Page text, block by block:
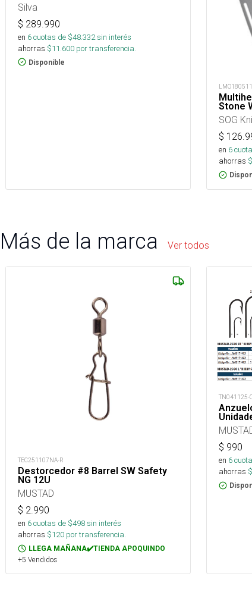
Silva
$ 289.990
en 6cuotas de $48.332sin interés
ahorras $11.600 por transferencia.
Disponible
Stone
SOG
$
en 6
ahorras $
Más de la marca Ver todos
TEC251107NA-R
Destorcedor #8 Barrel SW Safety
NG 12U
MUSTAD
$ 2.990
en 6cuotas de $498sin interés
ahorras $120 por transferencia.
LLEGA MAÑANA✔️TIENDA APOQUINDO
+5 Vendidos
TN041125-
$ 990
en 6
ahorras $